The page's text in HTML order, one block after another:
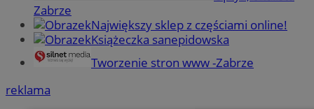
Zabrze
Największy sklep z częściami online!
Książeczka sanepidowska
Tworzenie stron www -Zabrze
reklama